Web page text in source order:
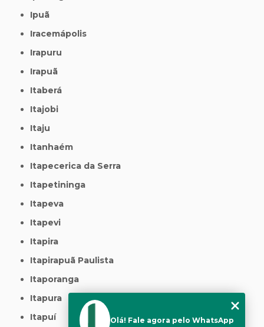
Ipuã
Iracemápolis
Irapuru
Irapuã
Itaberá
Itajobi
Itaju
Itanhaém
Itapecerica da Serra
Itapetininga
Itapeva
Itapevi
Itapira
Itapirapuã Paulista
Itaporanga
Itapura
Itapuí
Olá! Fale agora pelo WhatsApp